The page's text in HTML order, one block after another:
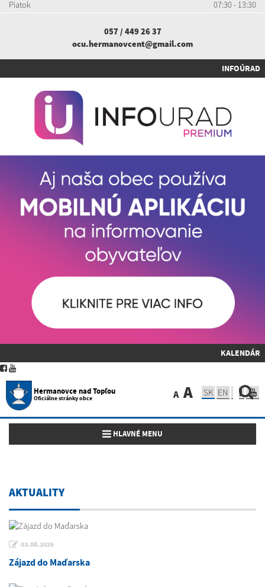
Piatok
07:30 - 13:30
057 / 449 26 37
ocu.hermanovcent@gmail.com
INFOÚRAD
KALENDÁR
Hermanovce nad Topľou
Oficiálne stránky obce A A SK EN
Toggle navigation
HLAVNÉ MENU
AKTUALITY
03.08.2026
Zájazd do Maďarska